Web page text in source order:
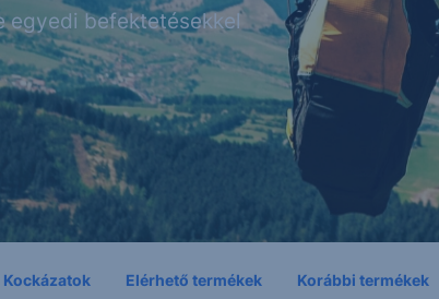
egyedi befektetésekkel
Kockázatok Elérhető termékek Korábbi termékek